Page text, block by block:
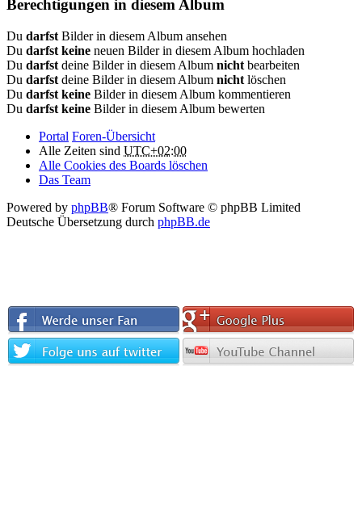
Berechtigungen in diesem Album
Du darfst Bilder in diesem Album ansehen
Du darfst keine neuen Bilder in diesem Album hochladen
Du darfst deine Bilder in diesem Album nicht bearbeiten
Du darfst deine Bilder in diesem Album nicht löschen
Du darfst keine Bilder in diesem Album kommentieren
Du darfst keine Bilder in diesem Album bewerten
Portal Foren-Übersicht
Alle Zeiten sind UTC+02:00
Alle Cookies des Boards löschen
Das Team
Powered by phpBB® Forum Software © phpBB Limited
Deutsche Übersetzung durch phpBB.de